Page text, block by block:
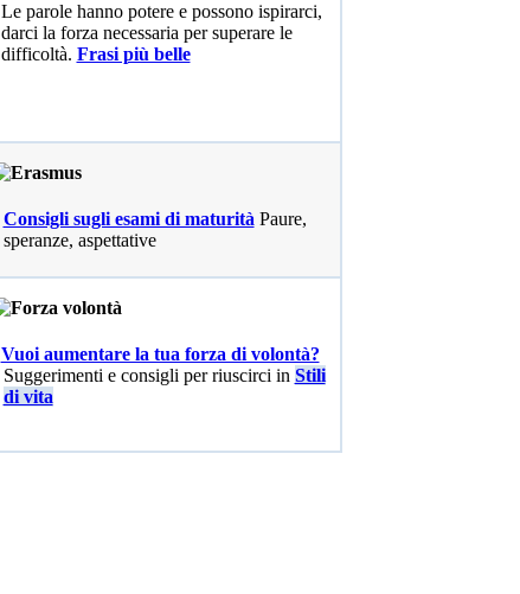
Le parole hanno potere e possono ispirarci,
darci la forza necessaria per superare le
difficoltà. Frasi più belle
Consigli sugli esami di maturità Paure,
speranze, aspettative
Vuoi aumentare la tua forza di volontà?
Suggerimenti e consigli per riuscirci in Stili
di vita